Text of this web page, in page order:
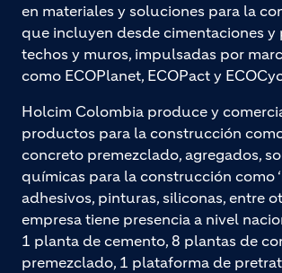
en materiales y soluciones para la
que incluyen desde cimentaciones y
techos y muros, impulsadas por
como ECOPlanet, ECOPact y
Holcim Colombia produce y
productos para la construcción
concreto premezclado, agregados,
químicas para la construcción como
adhesivos, pinturas, siliconas, entre
empresa tiene presencia a nivel
1 planta de cemento, 8 plantas de
premezclado, 1 plataforma de